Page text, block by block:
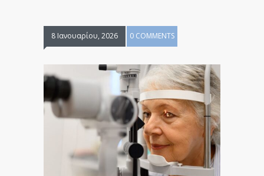
8 Ιανουαρίου, 2026 0 COMMENTS